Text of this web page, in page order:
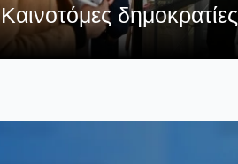
Καινοτόμες δημοκρατίες